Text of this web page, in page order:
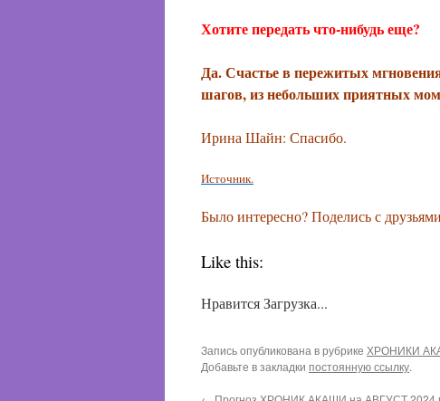
Хотите передать что-нибудь еще?
Да. Счастье в пережитых
шагов, из небольших приятных
Ирина Шайн: Спасибо.
Источник.
Было интересно? Поделись с
Like this:
НравитсяЗагрузка...
Запись опубликована в рубрике ХРОНИКИ
Добавьте в закладки постоянную ссылку.